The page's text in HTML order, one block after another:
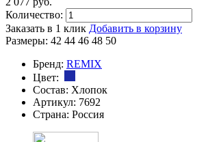
Количество:
Заказать в 1 клик Добавить в корзину
Размеры: 42 44 46 48 50
Бренд: REMIX
Цвет:
Состав: Хлопок
Артикул: 7692
Страна: Россия